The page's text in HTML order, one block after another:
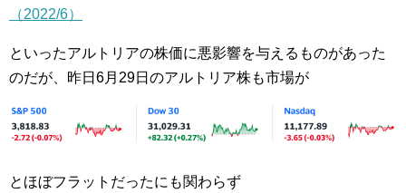
（2022/6）
といったアルトリアの株価に悪影響を与えるものがあった
のだが、昨日6月29日のアルトリア株も市場が
とほぼフラットだったにも関わらず